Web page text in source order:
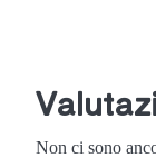
Non ci sono